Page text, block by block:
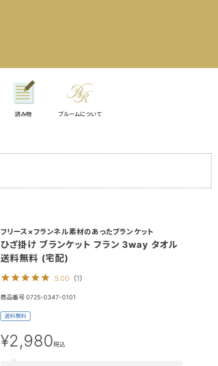
読み物 ブルームについて
フリース×フランネル素材のあったブランケット
ひざ掛け ブランケット フラン 3way タオル
送料無料 (宅配)
5.00 （1）
商品番号 0725-0347-0101
送料無料
¥2,980税込